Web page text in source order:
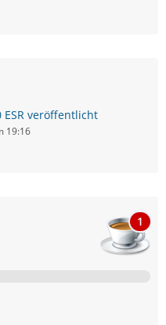
veröffentlicht
19:16
1